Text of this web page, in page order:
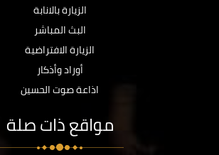
الزيارة بالانابة
البث المباشر
الزيارة الافتراضية
أوراد وأذكار
اذاعة صوت الحسين
مواقع ذات صلة